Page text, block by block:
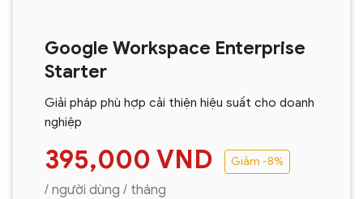
Google Workspace Enterprise
Starter
Giải pháp phù hợp cải thiện hiệu suất cho doanh
nghiệp
395,000 VND Giảm -8%
/ người dùng / tháng